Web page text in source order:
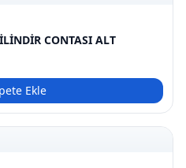
CONTASI ALT
Ekle